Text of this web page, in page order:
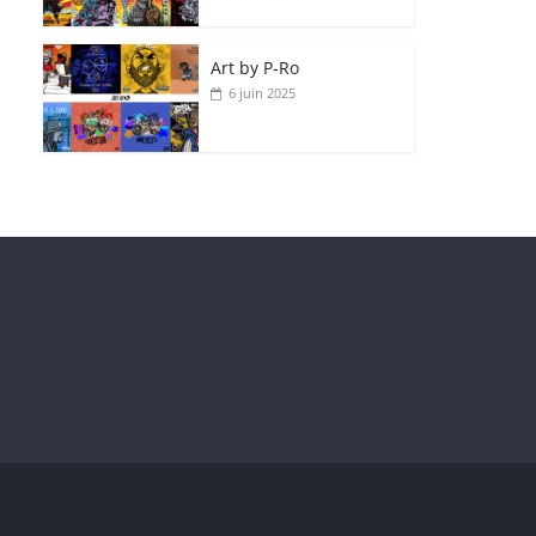
Art by P‑Ro
6 juin 2025